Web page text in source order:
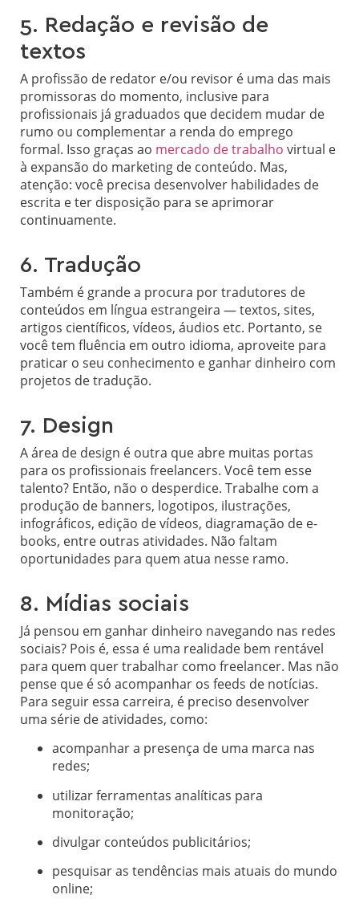
5. Redação e revisão de
textos
A profissão de redator e/ou revisor é uma das mais
promissoras do momento, inclusive para
profissionais já graduados que decidem mudar de
rumo ou complementar a renda do emprego
formal. Isso graças ao mercado de trabalho virtual e
à expansão do marketing de conteúdo. Mas,
atenção: você precisa desenvolver habilidades de
escrita e ter disposição para se aprimorar
continuamente.
6. Tradução
Também é grande a procura por tradutores de
conteúdos em língua estrangeira — textos, sites,
artigos científicos, vídeos, áudios etc. Portanto, se
você tem fluência em outro idioma, aproveite para
praticar o seu conhecimento e ganhar dinheiro com
projetos de tradução.
7. Design
A área de design é outra que abre muitas portas
para os profissionais freelancers. Você tem esse
talento? Então, não o desperdice. Trabalhe com a
produção de banners, logotipos, ilustrações,
infográficos, edição de vídeos, diagramação de e-
books, entre outras atividades. Não faltam
oportunidades para quem atua nesse ramo.
8. Mídias sociais
Já pensou em ganhar dinheiro navegando nas redes
sociais? Pois é, essa é uma realidade bem rentável
para quem quer trabalhar como freelancer. Mas não
pense que é só acompanhar os feeds de notícias.
Para seguir essa carreira, é preciso desenvolver
uma série de atividades, como:
acompanhar a presença de uma marca nas
redes;
utilizar ferramentas analíticas para
monitoração;
divulgar conteúdos publicitários;
pesquisar as tendências mais atuais do mundo
online;